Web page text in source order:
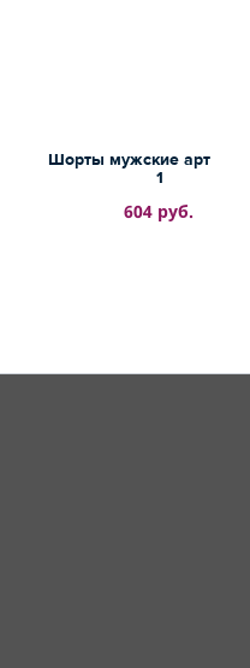
Шорты мужские арт
1
604 руб.